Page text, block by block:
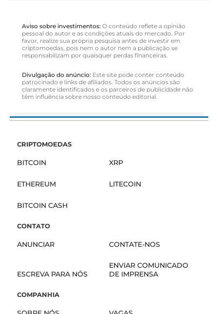
Aviso sobre investimentos: O conteúdo reflete a opinião
pessoal do autor e as condições atuais do mercado. Por
favor, realize sua própria pesquisa antes de investir em
criptomoedas, pois nem o autor nem a publicação se
responsabilizam por quaisquer perdas financeiras.
Divulgação do anúncio: Este site pode conter conteúdo
patrocinado e links de afiliados. Todos os anúncios são
claramente identificados e os parceiros de publicidade não
têm influência sobre nosso conteúdo editorial.
CRIPTOMOEDAS
BITCOIN XRP
ETHEREUM LITECOIN
BITCOIN CASH
CONTATO
ANUNCIAR CONTATE-NOS
ESCREVA PARA NÓS
ENVIAR COMUNICADO
DE IMPRENSA
COMPANHIA